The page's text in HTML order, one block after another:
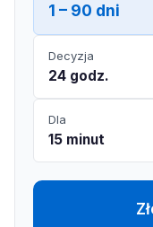
1 – 90 dni
Decyzja
24 godz.
Dla
15 minut